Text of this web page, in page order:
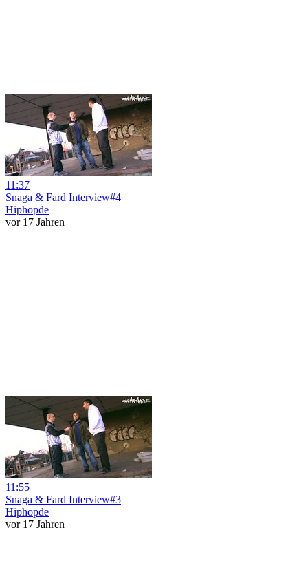
11:37
Snaga & Fard Interview#4
Hiphopde
vor 17 Jahren
11:55
Snaga & Fard Interview#3
Hiphopde
vor 17 Jahren